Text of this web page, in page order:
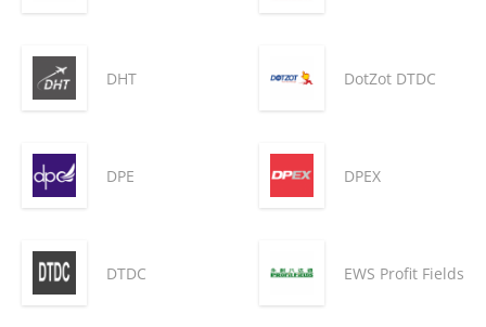
DHT DotZot DTDC
DPE DPEX
DTDC EWS Profit Fields